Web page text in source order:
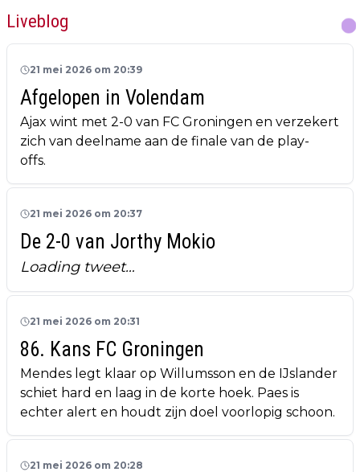
Liveblog
21 mei 2026 om 20:39
Afgelopen in Volendam
Ajax wint met 2-0 van FC Groningen en verzekert
zich van deelname aan de finale van de play-
offs.
21 mei 2026 om 20:37
De 2-0 van Jorthy Mokio
Loading tweet…
21 mei 2026 om 20:31
86. Kans FC Groningen
Mendes legt klaar op Willumsson en de IJslander
schiet hard en laag in de korte hoek. Paes is
echter alert en houdt zijn doel voorlopig schoon.
21 mei 2026 om 20:28